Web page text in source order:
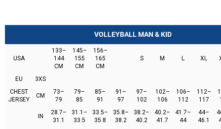
VOLLEYBALL MAN & KID
USA
133–
144
CM
145–
155
CM
156–
165
CM
S M L XL
EU
3XS
CHEST
JERSEY
CM
73–
79
79–
85
85–
91
91–
97
97–
102
102–
106
106–
112
112–
117
IN
28.7–
31.1
31.1–
33.5
33.5–
35.8
35.8–
38.2
38.2–
40.2
40.2–
41.7
41.7–
44
44–
46.1